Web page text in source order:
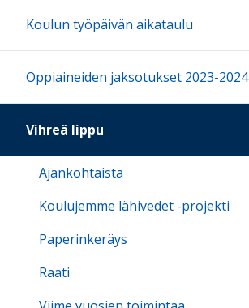
Koulun työpäivän aikataulu
Oppiaineiden jaksotukset 2023-2024
Vihreä lippu
Ajankohtaista
Koulujemme lähivedet -projekti
Paperinkeräys
Raati